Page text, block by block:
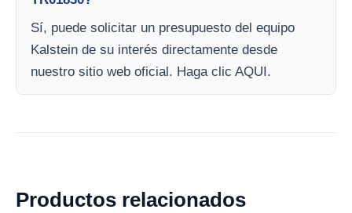
Sí, puede solicitar un presupuesto del equipo
Kalstein de su interés directamente desde
nuestro sitio web oficial. Haga clic AQUI.
Productos relacionados